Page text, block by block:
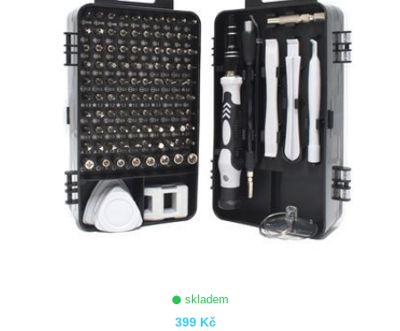
skladem
399 Kč